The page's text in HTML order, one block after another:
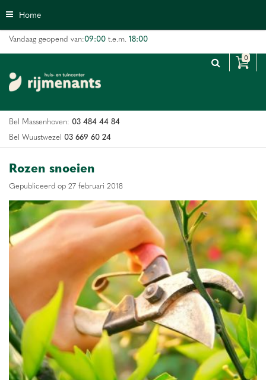
n
n
n
Home
Vandaag geopend van:09:00 t.e.m. 18:00
Bel Massenhoven: 03 484 44 84
Bel Wuustwezel 03 669 60 24
Rozen snoeien
Gepubliceerd op 27 februari 2018